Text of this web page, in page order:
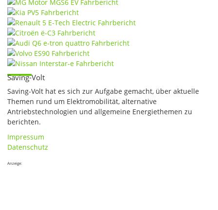
Saving-Volt
Saving-Volt hat es sich zur Aufgabe gemacht, über aktuelle
Themen rund um Elektromobilität, alternative
Antriebstechnologien und allgemeine Energiethemen zu
berichten.
Impressum
Datenschutz
Anzeige: